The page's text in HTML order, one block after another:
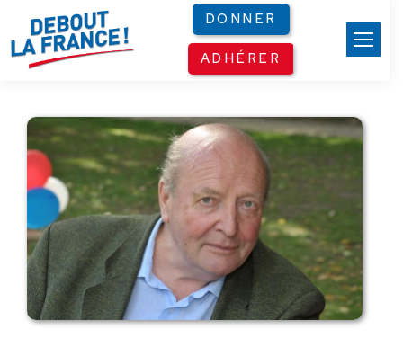
DONNER
ADHÉRER
Panneau de gestion des cookies